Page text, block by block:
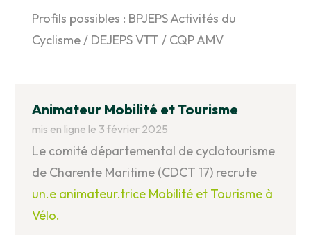
Profils possibles : BPJEPS Activités du
Cyclisme / DEJEPS VTT / CQP AMV
Animateur Mobilité et Tourisme
mis en ligne le 3 février 2025
Le comité départemental de cyclotourisme
de Charente Maritime (CDCT 17) recrute
un.e animateur.trice Mobilité et Tourisme à
Vélo.